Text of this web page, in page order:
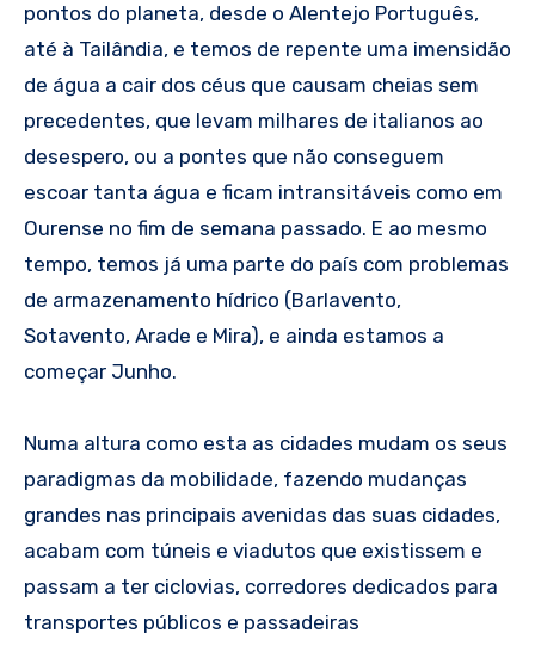
pontos do planeta, desde o Alentejo Português,
até à Tailândia, e temos de repente uma imensidão
de água a cair dos céus que causam cheias sem
precedentes, que levam milhares de italianos ao
desespero, ou a pontes que não conseguem
escoar tanta água e ficam intransitáveis como em
Ourense no fim de semana passado. E ao mesmo
tempo, temos já uma parte do país com problemas
de armazenamento hídrico (Barlavento,
Sotavento, Arade e Mira), e ainda estamos a
começar Junho.
Numa altura como esta as cidades mudam os seus
paradigmas da mobilidade, fazendo mudanças
grandes nas principais avenidas das suas cidades,
acabam com túneis e viadutos que existissem e
passam a ter ciclovias, corredores dedicados para
transportes públicos e passadeiras